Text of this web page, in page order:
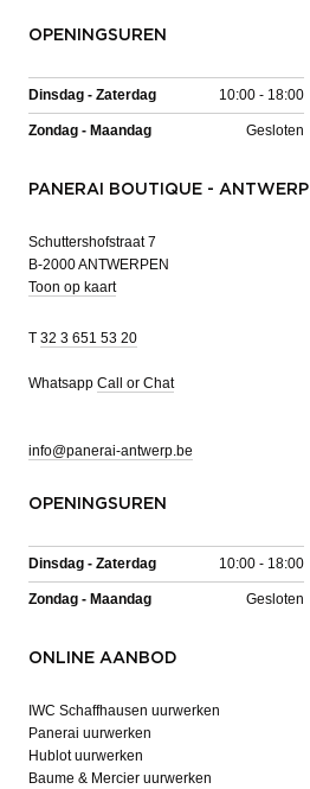
OPENINGSUREN
Dinsdag - Zaterdag 10:00 - 18:00
Zondag - Maandag Gesloten
PANERAI BOUTIQUE - ANTWERP
Schuttershofstraat 7
B-2000 ANTWERPEN
Toon op kaart
T 32 3 651 53 20
Whatsapp Call or Chat
info@panerai-antwerp.be
OPENINGSUREN
Dinsdag - Zaterdag 10:00 - 18:00
Zondag - Maandag Gesloten
ONLINE AANBOD
IWC Schaffhausen uurwerken
Panerai uurwerken
Hublot uurwerken
Baume & Mercier uurwerken